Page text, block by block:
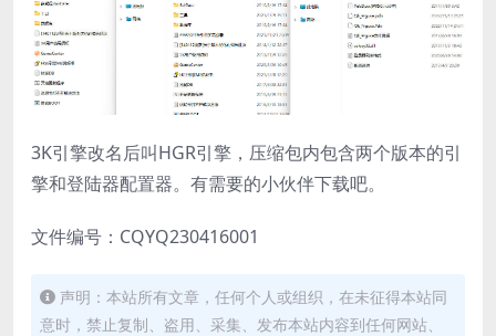
3K引擎改名后叫HGR引擎，压缩包内包含两个版本的引
擎和登陆器配置器。有需要的小伙伴下载吧。
文件编号：CQYQ230416001
声明：本站所有文章，任何个人或组织，在未征得本站同
意时，禁止复制、盗用、采集、发布本站内容到任何网站、